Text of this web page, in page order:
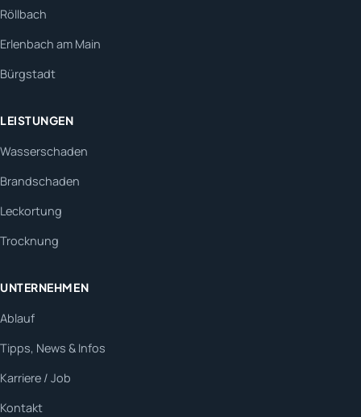
Röllbach
Erlenbach am Main
Bürgstadt
LEISTUNGEN
Wasserschaden
Brandschaden
Leckortung
Trocknung
UNTERNEHMEN
Ablauf
Tipps, News & Infos
Karriere / Job
Kontakt